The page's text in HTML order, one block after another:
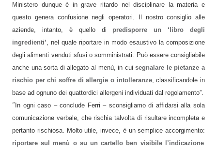
Ministero dunque è in grave ritardo nel disciplinare la materia e
questo genera confusione negli operatori. Il nostro consiglio alle
aziende, intanto, è quello di predisporre un ‘libro degli
ingredienti’ , nel quale riportare in modo esaustivo la composizione
degli alimenti venduti sfusi o somministrati. Può essere consigliabile
anche una sorta di allegato al menù, in cuisegnalare le pietanze a
rischio per chi soffre di allergie o intolleranze, classificandole in
base ad ognuno dei quattordici allergeni individuati dal regolamento”.
“In ogni caso – conclude Ferri – sconsigliamo di affidarsi alla sola
comunicazione verbale, che rischia talvolta di risultare incompleta e
pertanto rischiosa. Molto utile, invece, è un semplice accorgimento:
riportare sul menù o su un cartello ben visibile l’indicazione